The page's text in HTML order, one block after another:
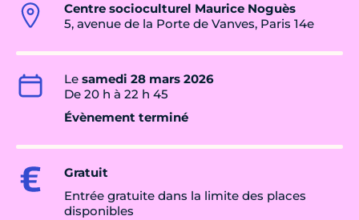
Centre socioculturel Maurice Noguès
5, avenue de la Porte de Vanves, Paris 14e
Le samedi 28 mars 2026
De 20 h à 22 h 45
Évènement terminé
Gratuit
Entrée gratuite dans la limite des places
disponibles